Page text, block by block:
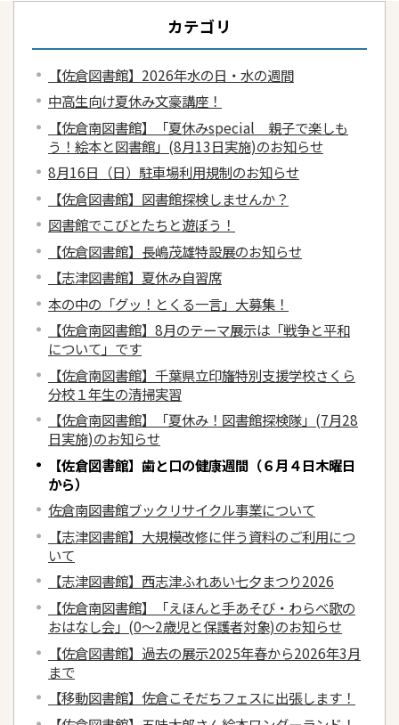
カテゴリ
【佐倉図書館】2026年水の日・水の週間
中高生向け夏休み文豪講座！
【佐倉南図書館】「夏休みspecial 親子で楽しも
う！絵本と図書館」(8月13日実施)のお知らせ
8月16日（日）駐車場利用規制のお知らせ
【佐倉図書館】図書館探検しませんか？
図書館でこびとたちと遊ぼう！
【佐倉図書館】長嶋茂雄特設展のお知らせ
【志津図書館】夏休み自習席
本の中の「グッ！とくる一言」大募集！
【佐倉南図書館】8月のテーマ展示は「戦争と平和
について」です
【佐倉南図書館】千葉県立印旛特別支援学校さくら
分校１年生の清掃実習
【佐倉南図書館】「夏休み！図書館探検隊」(7月28
日実施)のお知らせ
【佐倉図書館】歯と口の健康週間（６月４日木曜日
から）
佐倉南図書館ブックリサイクル事業について
【志津図書館】大規模改修に伴う資料のご利用につ
いて
【志津図書館】西志津ふれあい七夕まつり2026
【佐倉南図書館】「えほんと手あそび・わらべ歌の
おはなし会」(0～2歳児と保護者対象)のお知らせ
【佐倉図書館】過去の展示2025年春から2026年3月
まで
【移動図書館】佐倉こそだちフェスに出張します！